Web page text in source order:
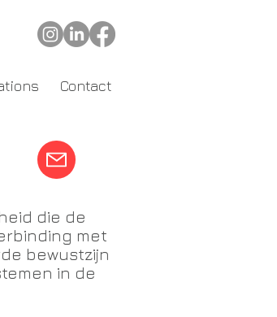
Contact
die de
met
bewustzijn
in de